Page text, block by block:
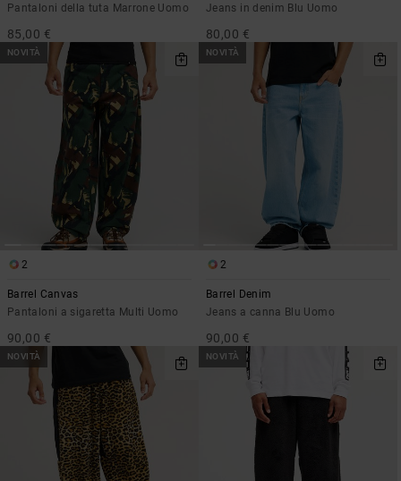
Pantaloni della tuta Marrone Uomo
85,00 €
Jeans in denim Blu Uomo
80,00 €
NOVITÀ
2
Barrel Canvas
Pantaloni a sigaretta Multi Uomo
90,00 €
NOVITÀ
2
Barrel Denim
Jeans a canna Blu Uomo
90,00 €
NOVITÀ NOVITÀ